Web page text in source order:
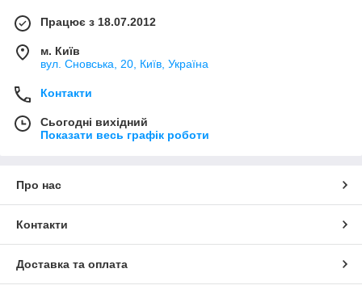
Працює з 18.07.2012
м. Київ
вул. Сновська, 20, Київ, Україна
Контакти
Сьогодні вихідний
Показати весь графік роботи
Про нас
Контакти
Доставка та оплата